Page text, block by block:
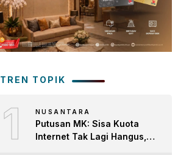
TREN TOPIK
1 NUSANTARA
Putusan MK: Sisa Kuota
Internet Tak Lagi Hangus,